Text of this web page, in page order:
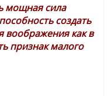
мощная сила
создать
воображения как в
признак малого